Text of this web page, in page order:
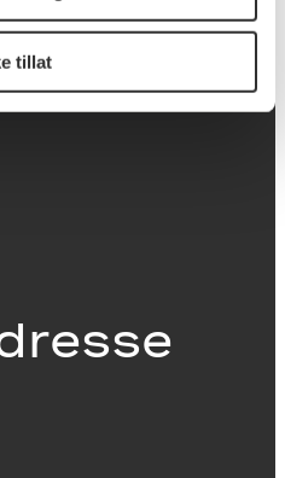
tillat